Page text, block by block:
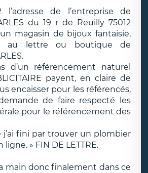
l’adresse de l’entreprise de
du 19 r de Reuilly 75012
magasin de bijoux fantaisie,
au lettre ou boutique de
d’un référencement naturel
payent, en claire de
encaisser pour les référencés,
de faire respecté les
pour le référencement des
j’ai fini par trouver un plombier
» FIN DE LETTRE.
main donc finalement dans ce